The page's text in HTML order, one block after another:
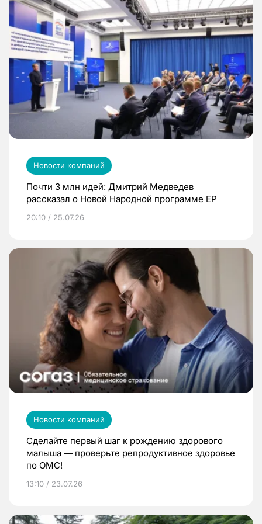
Новости компаний
Почти 3 млн идей: Дмитрий Медведев
рассказал о Новой Народной программе ЕР
20:10 / 25.07.26
Новости компаний
Сделайте первый шаг к рождению здорового
малыша — проверьте репродуктивное здоровье
по ОМС!
13:10 / 23.07.26